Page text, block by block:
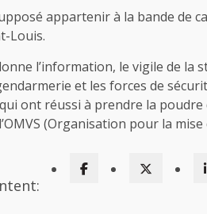
appartenir à la bande de
Louis.
l’information, le vigile de la
et les forces de
ont réussi à prendre la poudre
(Organisation pour la